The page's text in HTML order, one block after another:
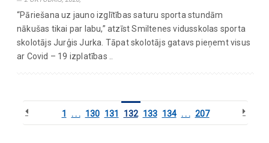
“Pāriešana uz jauno izglītības saturu sporta stundām
nākušas tikai par labu,” atzīst Smiltenes vidusskolas sporta
skolotājs Jurģis Jurka. Tāpat skolotājs gatavs pieņemt visus
ar Covid – 19 izplatības ..
1 . . . 130 131 132 133 134 . . . 207